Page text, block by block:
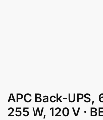
APC Back-UPS,
255 W, 120 V ·